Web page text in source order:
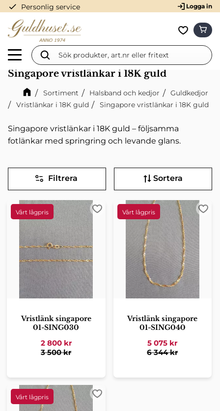
Meny
check Personlig service Logga in
Singapore vristlänkar i 18K guld
Sortiment Halsband och kedjor
Guldkedjor
Vristlänkar i 18K guld
Singapore vristlänkar i 18K guld
Singapore vristlänkar i 18K guld – följsamma
fotlänkar med springring och levande glans.
Filtrera Sortera
Vristlänk singapore
01-SING030
2 800kr
3 500kr
Lägg till i favoriter
Vristlänk singapore
01-SING040
5 075 kr
6 344kr
Lägg till i favoriter